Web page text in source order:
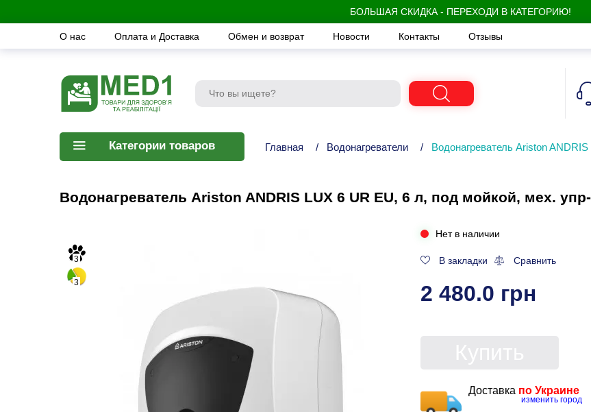
БОЛЬШАЯ СКИДКА - ПЕРЕХОДИ В КАТЕГОРИЮ!
О нас Оплата и Доставка Обмен и возврат Новости Контакты Отзывы
Категории товаров Главная / Водонагреватели / Водонагреватель Ariston
Водонагреватель Ariston ANDRIS LUX 6 UR EU, 6 л, под мойкой, мех.
3
3
Нет в наличии
В закладки Сравнить
2 480.0 грн
Доставка по Украине
изменить город